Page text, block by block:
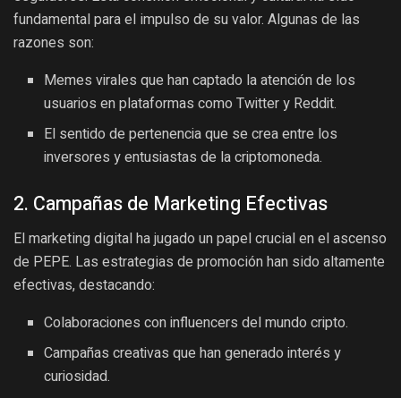
fundamental para el impulso de su valor. Algunas de las
razones son:
Memes virales que han captado la atención de los
usuarios en plataformas como Twitter y Reddit.
El sentido de pertenencia que se crea entre los
inversores y entusiastas de la criptomoneda.
2. Campañas de Marketing Efectivas
El marketing digital ha jugado un papel crucial en el ascenso
de PEPE. Las estrategias de promoción han sido altamente
efectivas, destacando:
Colaboraciones con influencers del mundo cripto.
Campañas creativas que han generado interés y
curiosidad.